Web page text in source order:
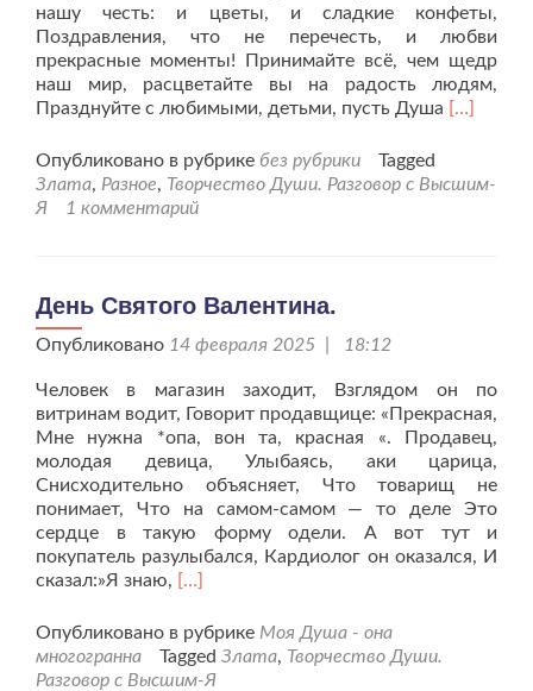
нашу честь: и цветы, и сладкие конфеты,
Поздравления, что не перечесть, и любви
прекрасные моменты! Принимайте всё, чем щедр
наш мир, расцветайте вы на радость людям,
Празднуйте с любимыми, детьми, пусть Душа Читать
[…]
Опубликовано в рубрике без рубрики
Tagged
Злата, Разное, Творчество Души. Разговор с Высшим-
Я
1 комментарий
День Святого Валентина.
Опубликовано 14 февраля 2025 | 18:12
Человек в магазин заходит, Взглядом он по
витринам водит, Говорит продавщице: «Прекрасная,
Мне нужна *опа, вон та, красная «. Продавец,
молодая девица, Улыбаясь, аки царица,
Снисходительно объясняет, Что товарищ не
понимает, Что на самом-самом — то деле Это
сердце в такую форму одели. А вот тут и
покупатель разулыбался, Кардиолог он оказался, И
сказал:»Я знаю, Читать
проДень
Святого
Валентина.
[…]
Опубликовано в рубрике Моя Душа - она
многогранна
Tagged Злата, Творчество Души.
Разговор с Высшим-Я